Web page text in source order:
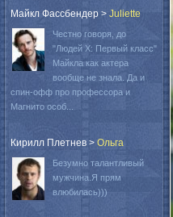
Майкл Фассбендер > Juliette
Честно говоря, до
"Людей Х: Первый класс"
Майкла как актера
вообще не знала. Да и
спин-офф про профессора и
Магнито особ...
Кирилл Плетнев > Oльга
Безумно талантливый
мужчина.Я прям
влюбилась)))